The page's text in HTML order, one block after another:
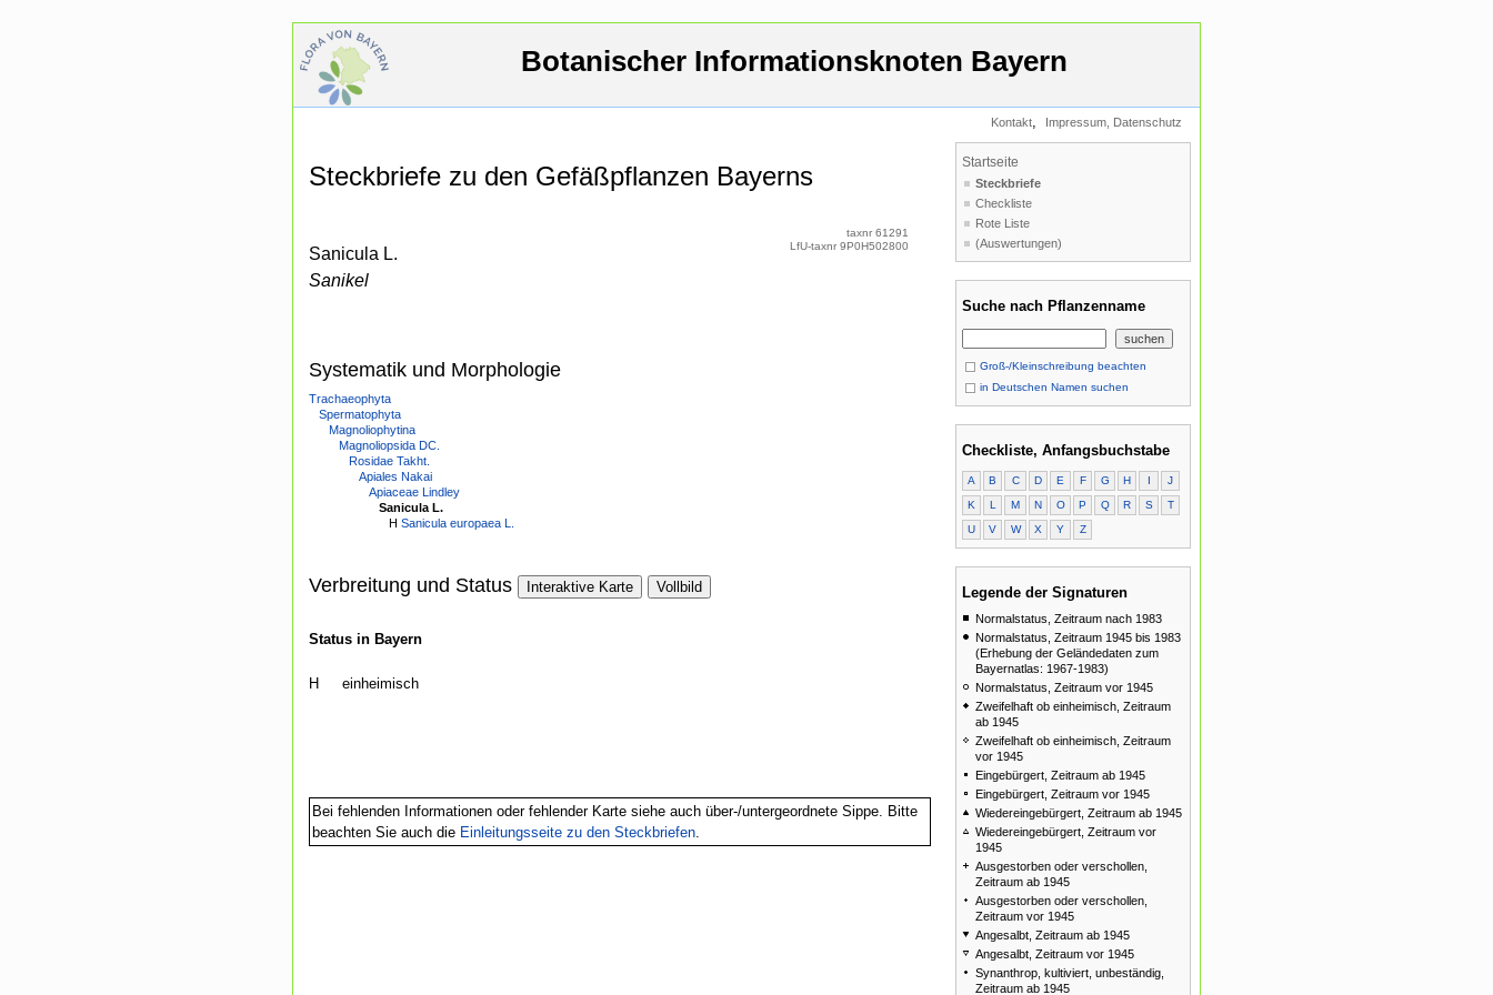
Botanischer Informationsknoten Bayern
Kontakt, Impressum, Datenschutz
Steckbriefe zu den Gefäßpflanzen Bayerns
Sanicula L.
Sanikel
taxnr 61291
LfU-taxnr 9P0H502800
Systematik und Morphologie
Trachaeophyta
Spermatophyta
Magnoliophytina
Magnoliopsida DC.
Rosidae Takht.
Apiales Nakai
Apiaceae Lindley
Sanicula L.
H Sanicula europaea L.
Verbreitung und Status Interaktive Karte Vollbild
Status in Bayern
H einheimisch
Bei fehlenden Informationen oder fehlender Karte siehe auch über-/untergeordnete Sippe. Bitte
beachten Sie auch die Einleitungsseite zu den Steckbriefen.
Startseite
Steckbriefe
Checkliste
Rote Liste
(Auswertungen)
Suche nach Pflanzenname
Groß-/Kleinschreibung beachten
in Deutschen Namen suchen
Checkliste, Anfangsbuchstabe
A B C D E F G H I
J
K
L M N O P Q R S
T
U
V W X Y Z
Legende der Signaturen
Normalstatus, Zeitraum nach 1983
Normalstatus, Zeitraum 1945 bis 1983
(Erhebung der Geländedaten zum
Bayernatlas: 1967-1983)
Normalstatus, Zeitraum vor 1945
Zweifelhaft ob einheimisch, Zeitraum
ab 1945
Zweifelhaft ob einheimisch, Zeitraum
vor 1945
Eingebürgert, Zeitraum ab 1945
Eingebürgert, Zeitraum vor 1945
Wiedereingebürgert, Zeitraum ab 1945
Wiedereingebürgert, Zeitraum vor
1945
Ausgestorben oder verschollen,
Zeitraum ab 1945
Ausgestorben oder verschollen,
Zeitraum vor 1945
Angesalbt, Zeitraum ab 1945
Angesalbt, Zeitraum vor 1945
Synanthrop, kultiviert, unbeständig,
Zeitraum ab 1945